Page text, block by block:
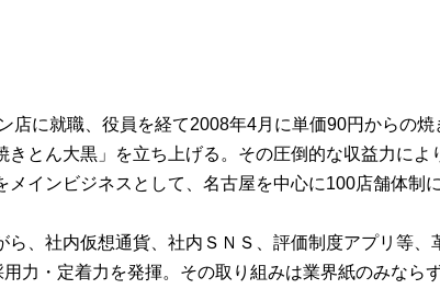
店に就職、役員を経て2008年4月に単価90円からの焼
きとん大黒」を立ち上げる。その圧倒的な収益力によ
インビジネスとして、名古屋を中心に100店舗体制
ら、社内仮想通貨、社内ＳＮＳ、評価制度アプリ等、
力・定着力を発揮。その取り組みは業界紙のみなら